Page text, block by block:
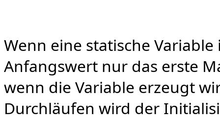
Wenn eine statische
Anfangswert nur das erste
wenn die Variable erzeugt
Durchläufen wird der